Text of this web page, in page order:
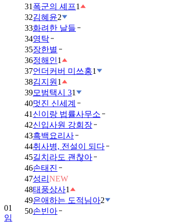
31 폭군의 셰프1
32김혜윤2
33화려한 날들
34영탁
35장한별
36정해인1
37언더커버 미쓰홍1
38김지원 1
39모범택시 31
40멋진 신세계
41 신이랑 법률사무소
42신입사원 강회장
43흑백요리사
44취사병, 전설이 되다
45길치라도 괜찮아
46손태진
47성리 NEW
48태풍상사1
49은애하는 도적님아2
50손빈아
01
임